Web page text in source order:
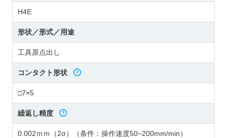
H4E
形状／形式／用途
工具原点出し
コンタクト形状
□7×5
繰返し精度
0.002ｍｍ（2σ）（条件：操作速度50~200mm/min）